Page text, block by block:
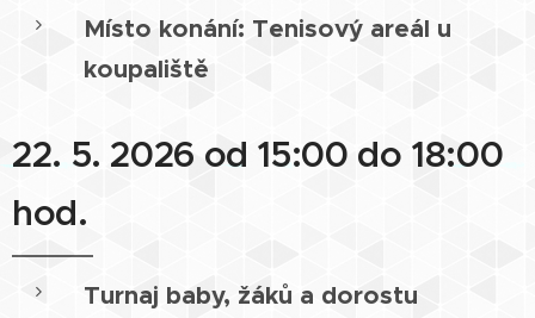
Místo konání: Tenisový areál u
koupaliště
22. 5. 2026 od 15:00 do 18:00
hod.
Turnaj baby, žáků a dorostu